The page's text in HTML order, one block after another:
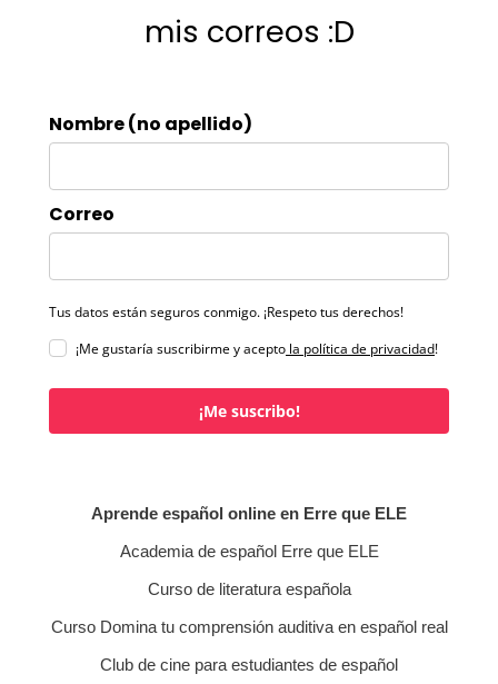
mis correos :D
Nombre (no apellido)
Correo
Tus datos están seguros conmigo. ¡Respeto tus derechos!
¡Me gustaría suscribirme y acepto la política de privacidad!
¡Me suscribo!
Aprende español online en Erre que ELE
Academia de español Erre que ELE
Curso de literatura española
Curso Domina tu comprensión auditiva en español real
Club de cine para estudiantes de español